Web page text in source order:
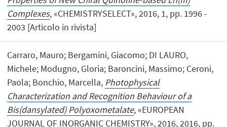
Complexes, «CHEMISTRYSELECT», 2016, 1, pp. 1996 -
2003 [Articolo in rivista]
Carraro, Mauro; Bergamini, Giacomo; DI LAURO,
Michele; Modugno, Gloria; Baroncini, Massimo; Ceroni,
Paola; Bonchio, Marcella, Photophysical
Characterization and Recognition Behaviour of a
Bis(dansylated) Polyoxometalate, «EUROPEAN
JOURNAL OF INORGANIC CHEMISTRY», 2016, 2016, pp.